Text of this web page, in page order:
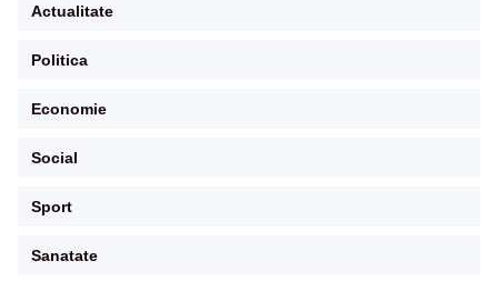
Actualitate
Politica
Economie
Social
Sport
Sanatate